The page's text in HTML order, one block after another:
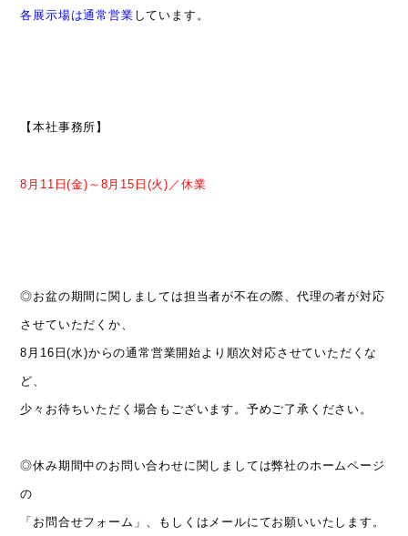
各展示場は通常営業 しています。
【本社事務所】
8月11日(金)～8月15日(火)／休業
◎お盆の期間に関しましては担当者が不在の際、代理の者が対応
させていただくか、
8月16日(水)からの通常営業開始より順次対応させていただくな
ど、
少々お待ちいただく場合もございます。予めご了承ください。
◎休み期間中のお問い合わせに関しましては弊社のホームページ
の
「お問合せフォーム」、もしくはメールにてお願いいたします。